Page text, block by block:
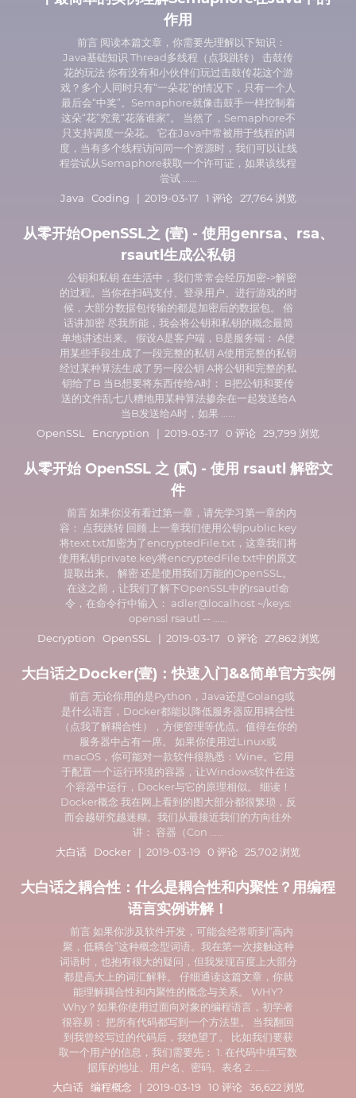
作用
前言 阅读本篇文章，你需要先理解以下知识：
Java基础知识 Thread多线程（点我跳转） 击鼓传
花的玩法 你有没有和小伙伴们玩过击鼓传花这个游
戏？多个人同时只有“一朵花”的情况下，只有一个人
最后会“中奖”。Semaphore就像击鼓手一样控制着
这朵“花”究竟“花落谁家”。 当然了，Semaphore不
只支持调度一朵花。 它在Java中常被用于线程的调
度，当有多个线程访问同一个资源时，我们可以让线
程尝试从Semaphore获取一个许可证，如果该线程
尝试 ......
Java
Coding | 2019-03-17 1 评论 27,764 浏览
从零开始OpenSSL之 (壹) - 使用genrsa、rsa、
rsautl生成公私钥
公钥和私钥 在生活中，我们常常会经历加密->解密
的过程。当你在扫码支付、登录用户、进行游戏的时
候，大部分数据包传输的都是加密后的数据包。 俗
话讲加密 尽我所能，我会将公钥和私钥的概念最简
单地讲述出来。 假设A是客户端，B是服务端： A使
用某些手段生成了一段完整的私钥 A使用完整的私钥
经过某种算法生成了另一段公钥 A将公钥和完整的私
钥给了B 当B想要将东西传给A时： B把公钥和要传
送的文件乱七八糟地用某种算法掺杂在一起发送给A
当B发送给A时，如果 ......
OpenSSL
Encryption | 2019-03-17 0 评论 29,799 浏览
从零开始 OpenSSL 之 (贰) - 使用 rsautl 解密文
件
前言 如果你没有看过第一章，请先学习第一章的内
容： 点我跳转 回顾 上一章我们使用公钥public.key
将text.txt加密为了encryptedFile.txt，这章我们将
使用私钥private.key将encryptedFile.txt中的原文
提取出来。 解密 还是使用我们万能的OpenSSL。
在这之前，让我们了解下OpenSSL中的rsautl命
令，在命令行中输入： adler@localhost ~/keys:
openssl rsautl -- ......
Decryption
OpenSSL | 2019-03-17 0 评论 27,862 浏览
大白话之Docker(壹)：快速入门&&简单官方实例
前言 无论你用的是Python，Java还是Golang或
是什么语言，Docker都能以降低服务器应用耦合性
（点我了解耦合性），方便管理等优点。值得在你的
服务器中占有一席。 如果你使用过Linux或
macOS，你可能对一款软件很熟悉：Wine。它用
于配置一个运行环境的容器，让Windows软件在这
个容器中运行，Docker与它的原理相似。 细读！
Docker概念 我在网上看到的图大部分都很繁琐，反
而会越研究越迷糊。我们从最接近我们的方向往外
讲： 容器（Con ......
大白话
Docker | 2019-03-19 0 评论 25,702 浏览
大白话之耦合性：什么是耦合性和内聚性？用编程
语言实例讲解！
前言 如果你涉及软件开发，可能会经常听到“高内
聚，低耦合”这种概念型词语。我在第一次接触这种
词语时，也抱有很大的疑问，但我发现百度上大部分
都是高大上的词汇解释。 仔细通读这篇文章，你就
能理解耦合性和内聚性的概念与关系。 WHY?
Why？如果你使用过面向对象的编程语言，初学者
很容易： 把所有代码都写到一个方法里。 当我翻回
到我曾经写过的代码后，我绝望了。 比如我们要获
取一个用户的信息，我们需要先： 1. 在代码中填写数
据库的地址、用户名、密码、表名 2. ......
大白话 编程概念 | 2019-03-19 10 评论 36,622 浏览